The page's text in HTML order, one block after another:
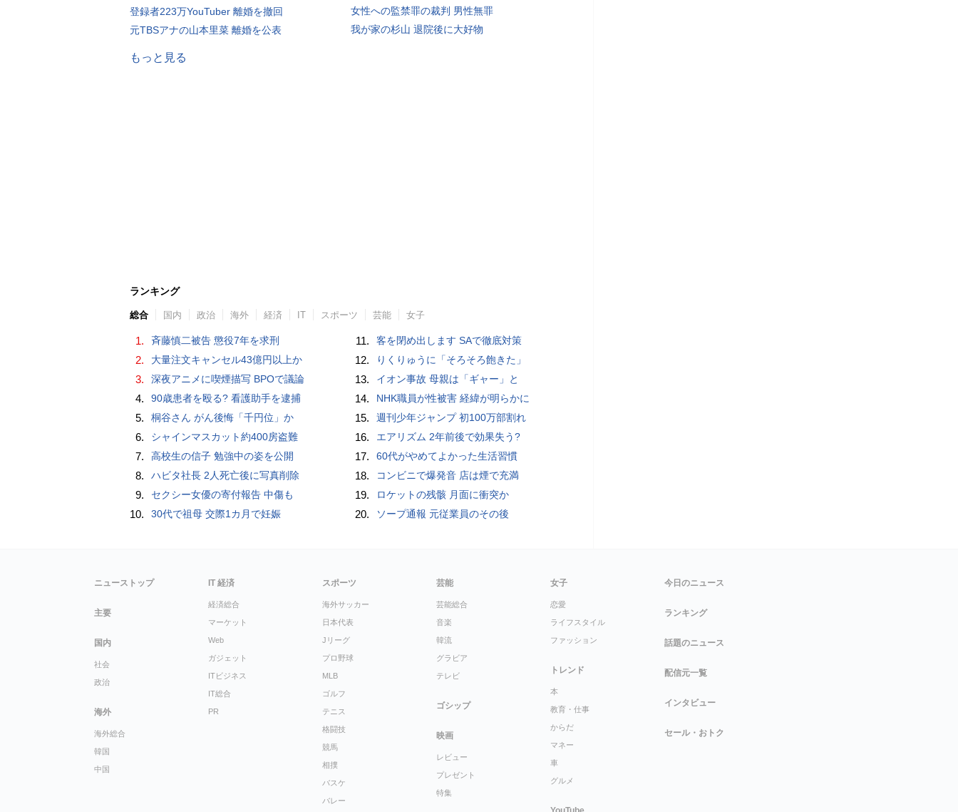
登録者223万YouTuber 離婚を撤回
元TBSアナの山本里菜 離婚を公表
女性への監禁罪の裁判 男性無罪
我が家の杉山 退院後に大好物
もっと見る
ランキング
総合 国内 政治 海外 経済 IT スポーツ 芸能 女子
1. 斉藤慎二被告 懲役7年を求刑
2. 大量注文キャンセル43億円以上か
3. 深夜アニメに喫煙描写 BPOで議論
4. 90歳患者を殴る? 看護助手を逮捕
5. 桐谷さん がん後悔「千円位」か
6. シャインマスカット約400房盗難
7. 高校生の信子 勉強中の姿を公開
8. ハビタ社長 2人死亡後に写真削除
9. セクシー女優の寄付報告 中傷も
10. 30代で祖母 交際1カ月で妊娠
11. 客を閉め出します SAで徹底対策
12. りくりゅうに「そろそろ飽きた」
13. イオン事故 母親は「ギャー」と
14. NHK職員が性被害 経緯が明らかに
15. 週刊少年ジャンプ 初100万部割れ
16. エアリズム 2年前後で効果失う?
17. 60代がやめてよかった生活習慣
18. コンビニで爆発音 店は煙で充満
19. ロケットの残骸 月面に衝突か
20. ソープ通報 元従業員のその後
ニューストップ
主要
国内
社会
政治
海外
海外総合
韓国
中国
IT 経済
経済総合
マーケット
Web
ガジェット
ITビジネス
IT総合
PR
スポーツ
海外サッカー
日本代表
Jリーグ
プロ野球
MLB
ゴルフ
テニス
格闘技
競馬
相撲
バスケ
バレー
芸能
芸能総合
音楽
韓流
グラビア
テレビ
ゴシップ
映画
レビュー
プレゼント
特集
女子
恋愛
ライフスタイル
ファッション
トレンド
本
教育・仕事
からだ
マネー
車
グルメ
今日のニュース
ランキング
話題のニュース
配信元一覧
インタビュー
セール・おトク